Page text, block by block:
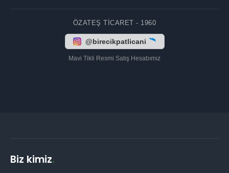
ÖZATEŞ TICARET - 1960
@birecikpatlicani
Mavi Tikli Resmi Satış Hesabımız
Biz kimiz.